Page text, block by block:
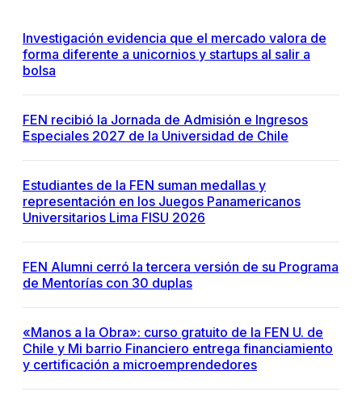
Investigación evidencia que el mercado valora de
forma diferente a unicornios y startups al salir a
bolsa
FEN recibió la Jornada de Admisión e Ingresos
Especiales 2027 de la Universidad de Chile
Estudiantes de la FEN suman medallas y
representación en los Juegos Panamericanos
Universitarios Lima FISU 2026
FEN Alumni cerró la tercera versión de su Programa
de Mentorías con 30 duplas
«Manos a la Obra»: curso gratuito de la FEN U. de
Chile y Mi barrio Financiero entrega financiamiento
y certificación a microemprendedores